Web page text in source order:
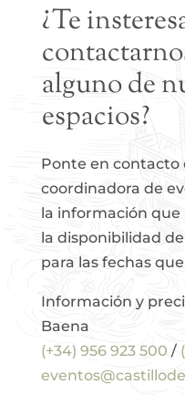
¿Te
alguno de
espacios?
Ponte en contacto
coordinadora de
la información que
la disponibilidad
para las fechas
Información y
Baena
(+34) 956 923 500 /